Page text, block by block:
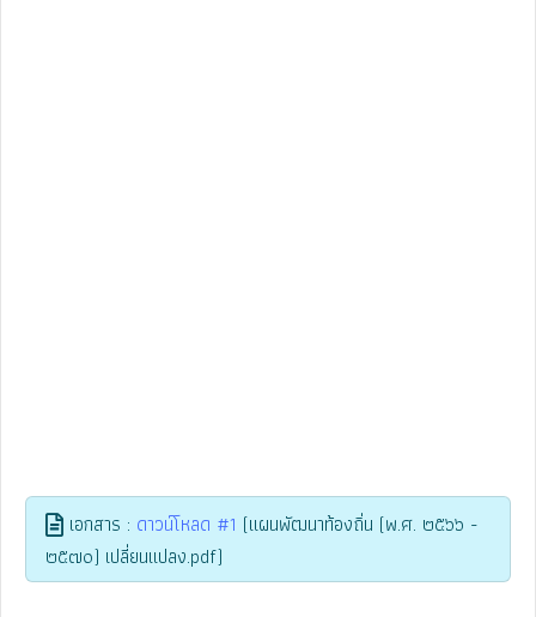
เอกสาร : ดาวน์โหลด #1 (แผนพัฒนาท้องถิ่น (พ.ศ. ๒๕๖๖ -
๒๕๗๐) เปลี่ยนแปลง.pdf)